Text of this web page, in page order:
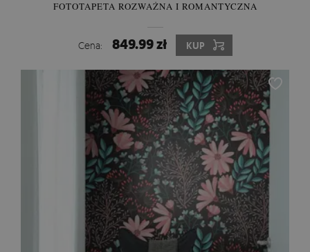
FOTOTAPETA ROZWAŻNA I ROMANTYCZNA
Cena: 849.99 zł KUP